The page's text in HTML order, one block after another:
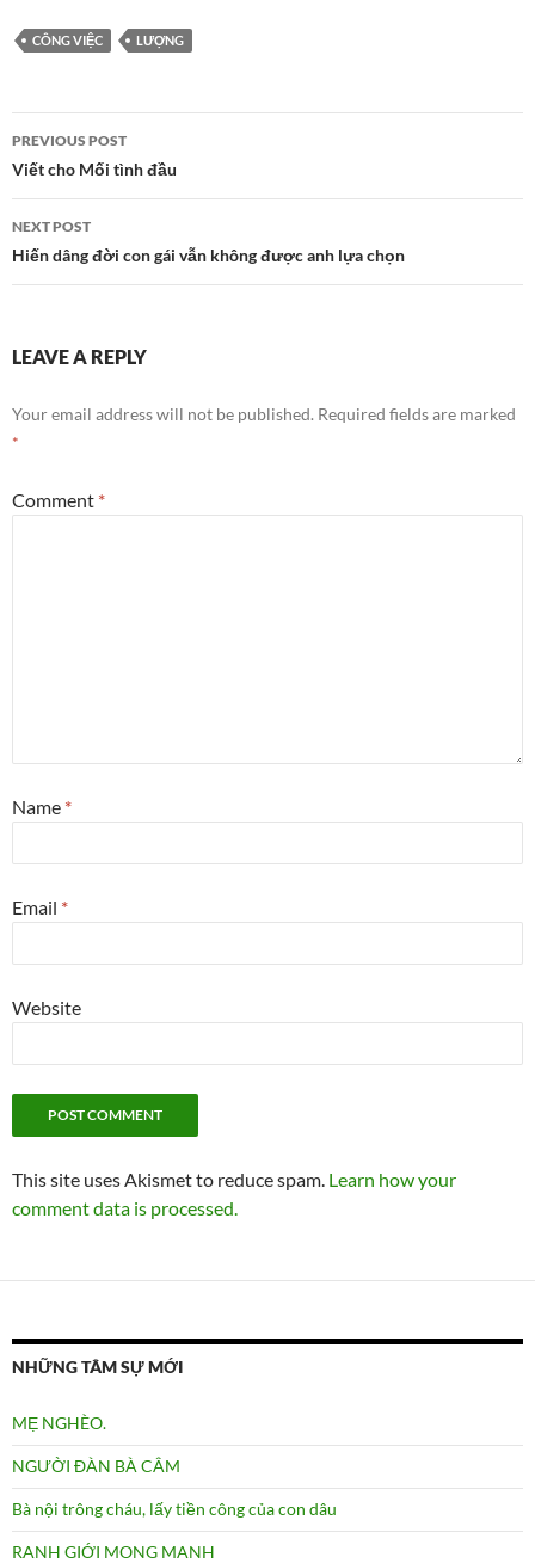
CÔNG VIỆC LƯỢNG
Post
navigation
PREVIOUS POST
Viết cho Mối tình đầu
NEXT POST
Hiến dâng đời con gái vẫn không được anh lựa chọn
LEAVE A REPLY
Your email address will not be published. Required fields are marked
*
Comment *
Name *
Email *
Website
This site uses Akismet to reduce spam. Learn how your
comment data is processed.
NHỮNG TÂM SỰ MỚI
MẸ NGHÈO.
NGƯỜI ĐÀN BÀ CÂM
Bà nội trông cháu, lấy tiền công của con dâu
RANH GIỚI MONG MANH